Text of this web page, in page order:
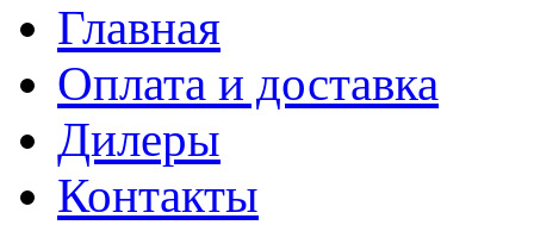
Главная
Оплата и доставка
Дилеры
Контакты